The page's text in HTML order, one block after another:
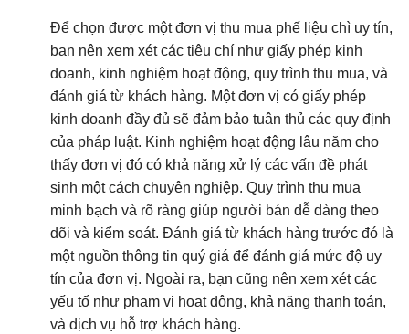
Để chọn được một đơn vị thu mua phế liệu chì uy tín,
bạn nên xem xét các tiêu chí như giấy phép kinh
doanh, kinh nghiệm hoạt động, quy trình thu mua, và
đánh giá từ khách hàng. Một đơn vị có giấy phép
kinh doanh đầy đủ sẽ đảm bảo tuân thủ các quy định
của pháp luật. Kinh nghiệm hoạt động lâu năm cho
thấy đơn vị đó có khả năng xử lý các vấn đề phát
sinh một cách chuyên nghiệp. Quy trình thu mua
minh bạch và rõ ràng giúp người bán dễ dàng theo
dõi và kiểm soát. Đánh giá từ khách hàng trước đó là
một nguồn thông tin quý giá để đánh giá mức độ uy
tín của đơn vị. Ngoài ra, bạn cũng nên xem xét các
yếu tố như phạm vi hoạt động, khả năng thanh toán,
và dịch vụ hỗ trợ khách hàng.